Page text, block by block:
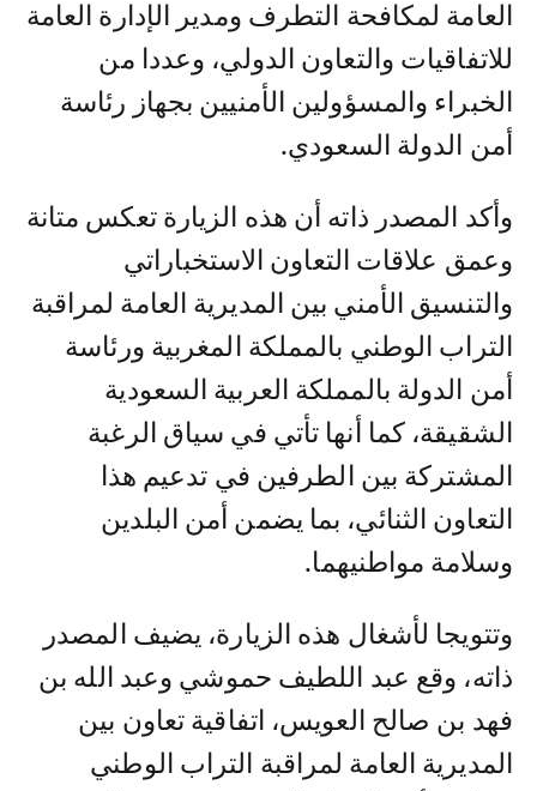
العامة لمكافحة التطرف ومدير الإدارة العامة
للاتفاقيات والتعاون الدولي، وعددا من
الخبراء والمسؤولين الأمنيين بجهاز رئاسة
أمن الدولة السعودي.
وأكد المصدر ذاته أن هذه الزيارة تعكس متانة
وعمق علاقات التعاون الاستخباراتي
والتنسيق الأمني بين المديرية العامة لمراقبة
التراب الوطني بالمملكة المغربية ورئاسة
أمن الدولة بالمملكة العربية السعودية
الشقيقة، كما أنها تأتي في سياق الرغبة
المشتركة بين الطرفين في تدعيم هذا
التعاون الثنائي، بما يضمن أمن البلدين
وسلامة مواطنيهما.
وتتويجا لأشغال هذه الزيارة، يضيف المصدر
ذاته، وقع عبد اللطيف حموشي وعبد الله بن
فهد بن صالح العويس، اتفاقية تعاون بين
المديرية العامة لمراقبة التراب الوطني